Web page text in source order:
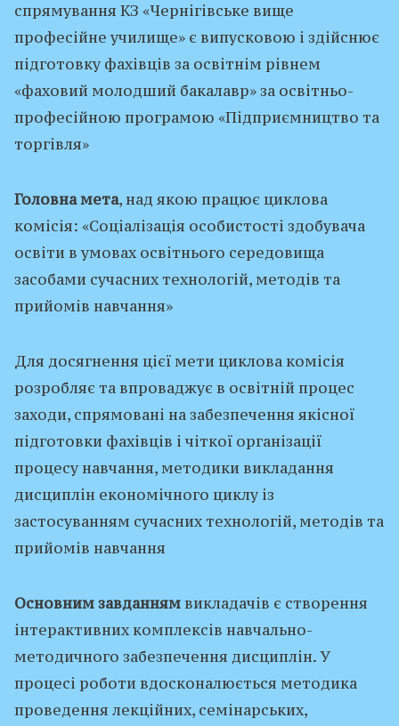
спрямування КЗ «Чернігівське вище
професійне училище» є випусковою і здійснює
підготовку фахівців за освітнім рівнем
«фаховий молодший бакалавр» за освітньо-
професійною програмою «Підприємництво та
торгівля»
Головнамета, над якою працює циклова
комісія: «Соціалізація особистості здобувача
освіти в умовах освітнього середовища
засобами сучасних технологій, методів та
прийомів навчання»
Для досягнення цієї мети циклова комісія
розробляє та впроваджує в освітній процес
заходи, спрямовані на забезпечення якісної
підготовки фахівців і чіткої організації
процесу навчання, методики викладання
дисциплін економічного циклу із
застосуванням сучасних технологій, методів та
прийомів навчання
Основним завданнямвикладачів є створення
інтерактивних комплексів навчально-
методичного забезпечення дисциплін. У
процесі роботи вдосконалюється методика
проведення лекційних, семінарських,